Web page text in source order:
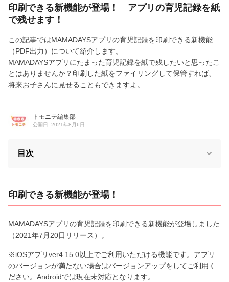
印刷できる新機能が登場！ アプリの育児記録を紙
で残せます！
この記事ではMAMADAYSアプリの育児記録を印刷できる新機能
（PDF出力）について紹介します。
MAMADAYSアプリにたまった育児記録を紙で残したいと思ったこ
とはありませんか？印刷した紙をファイリングして保管すれば、
将来お子さんに見せることもできますよ。
トモニテ編集部
公開日: 2021年8月6日
目次
印刷できる新機能が登場！
MAMADAYSアプリの育児記録を印刷できる新機能が登場しました
（2021年7月20日リリース）。
※iOSアプリver4.15.0以上でご利用いただける機能です。アプリ
のバージョンが満たない場合はバージョンアップをしてご利用く
ださい。Androidでは現在未対応となります。